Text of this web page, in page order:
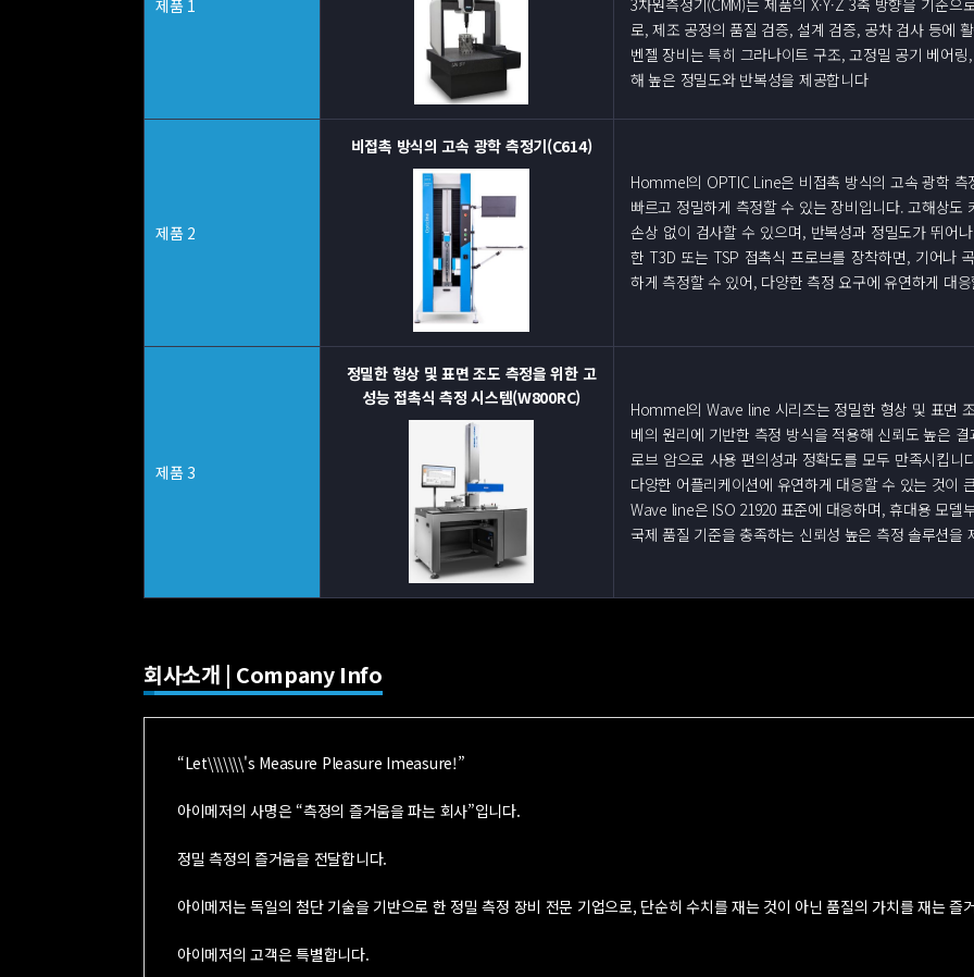
제품 1
3차원측정기(CMM)는 제품의 X·Y·Z 3축 방향을 기준
로, 제조 공정의 품질 검증, 설계 검증, 공차 검사 등에
벤젤 장비는 특히 그라나이트 구조, 고정밀 공기 베어
해 높은 정밀도와 반복성을 제공합니다
제품 2
비접촉 방식의 고속 광학 측정기(C614)
Hommel의 OPTIC Line은 비접촉 방식의 고속 광학
빠르고 정밀하게 측정할 수 있는 장비입니다. 고해상
손상 없이 검사할 수 있으며, 반복성과 정밀도가 뛰어
한 T3D 또는 TSP 접촉식 프로브를 장착하면, 기어나
하게 측정할 수 있어, 다양한 측정 요구에 유연하게 대
제품 3
정밀한 형상 및 표면 조도 측정을 위한 고
성능 접촉식 측정 시스템(W800RC)
Hommel의 Wave line 시리즈는 정밀한 형상 및 표면
베의 원리에 기반한 측정 방식을 적용해 신뢰도 높은
로브 암으로 사용 편의성과 정확도를 모두 만족시킵
다양한 어플리케이션에 유연하게 대응할 수 있는 것이
Wave line은 ISO 21920 표준에 대응하며, 휴대용 모델
국제 품질 기준을 충족하는 신뢰성 높은 측정 솔루션을
회사소개 | Company Info
“Let\\\\\\\'s Measure Pleasure Imeasure!”
아이메저의 사명은 “측정의 즐거움을 파는 회사”입니다.
정밀 측정의 즐거움을 전달합니다.
아이메저는 독일의 첨단 기술을 기반으로 한 정밀 측정 장비 전문 기업으로, 단순히 수치를 재는 것이 아닌 품질의 가치를 재는 즐
아이메저의 고객은 특별합니다.